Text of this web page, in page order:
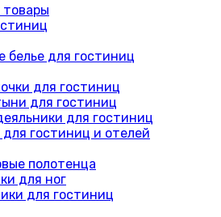
товары
белье для гостиниц
для гостиниц
для гостиниц
для гостиниц
гостиниц и отелей
полотенца
для ног
для гостиниц